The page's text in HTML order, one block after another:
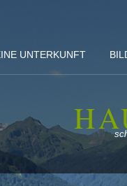
UNTERKUNFT